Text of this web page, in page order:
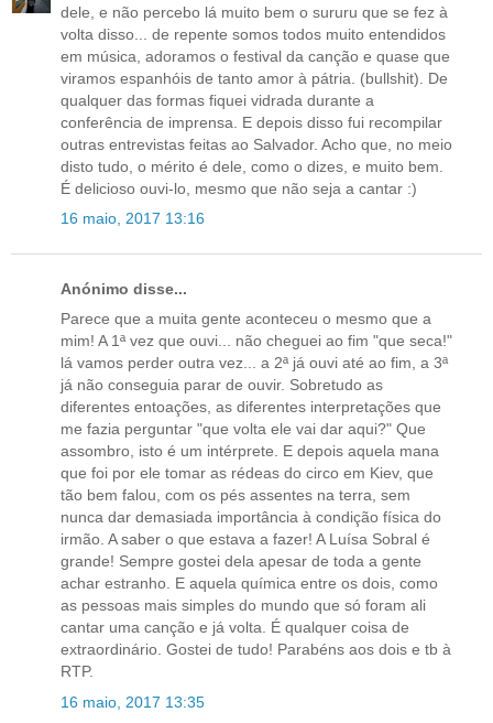
dele, e não percebo lá muito bem o sururu que se fez à
volta disso... de repente somos todos muito entendidos
em música, adoramos o festival da canção e quase que
viramos espanhóis de tanto amor à pátria. (bullshit). De
qualquer das formas fiquei vidrada durante a
conferência de imprensa. E depois disso fui recompilar
outras entrevistas feitas ao Salvador. Acho que, no meio
disto tudo, o mérito é dele, como o dizes, e muito bem.
É delicioso ouvi-lo, mesmo que não seja a cantar :)
16 maio, 2017 13:16
Anónimo disse...
Parece que a muita gente aconteceu o mesmo que a
mim! A 1ª vez que ouvi... não cheguei ao fim "que seca!"
lá vamos perder outra vez... a 2ª já ouvi até ao fim, a 3ª
já não conseguia parar de ouvir. Sobretudo as
diferentes entoações, as diferentes interpretações que
me fazia perguntar "que volta ele vai dar aqui?" Que
assombro, isto é um intérprete. E depois aquela mana
que foi por ele tomar as rédeas do circo em Kiev, que
tão bem falou, com os pés assentes na terra, sem
nunca dar demasiada importância à condição física do
irmão. A saber o que estava a fazer! A Luísa Sobral é
grande! Sempre gostei dela apesar de toda a gente
achar estranho. E aquela química entre os dois, como
as pessoas mais simples do mundo que só foram ali
cantar uma canção e já volta. É qualquer coisa de
extraordinário. Gostei de tudo! Parabéns aos dois e tb à
RTP.
16 maio, 2017 13:35